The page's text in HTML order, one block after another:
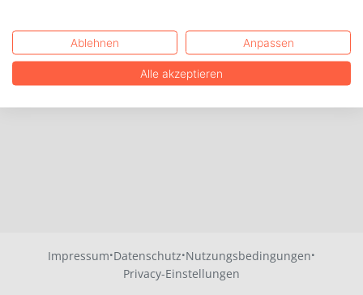
Impressum·Datenschutz·Nutzungsbedingungen·
Privacy-Einstellungen
Ablehnen Anpassen
Alle akzeptieren